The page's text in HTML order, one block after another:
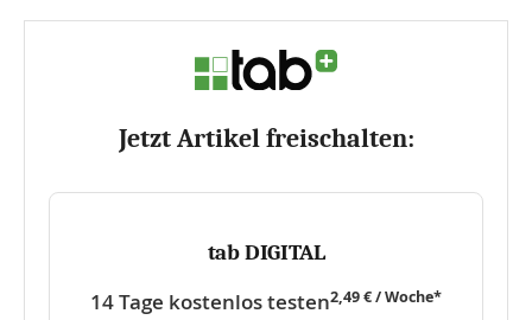
Jetzt Artikel freischalten:
tab DIGITAL
14 Tage kostenlos testen2,49 € / Woche*